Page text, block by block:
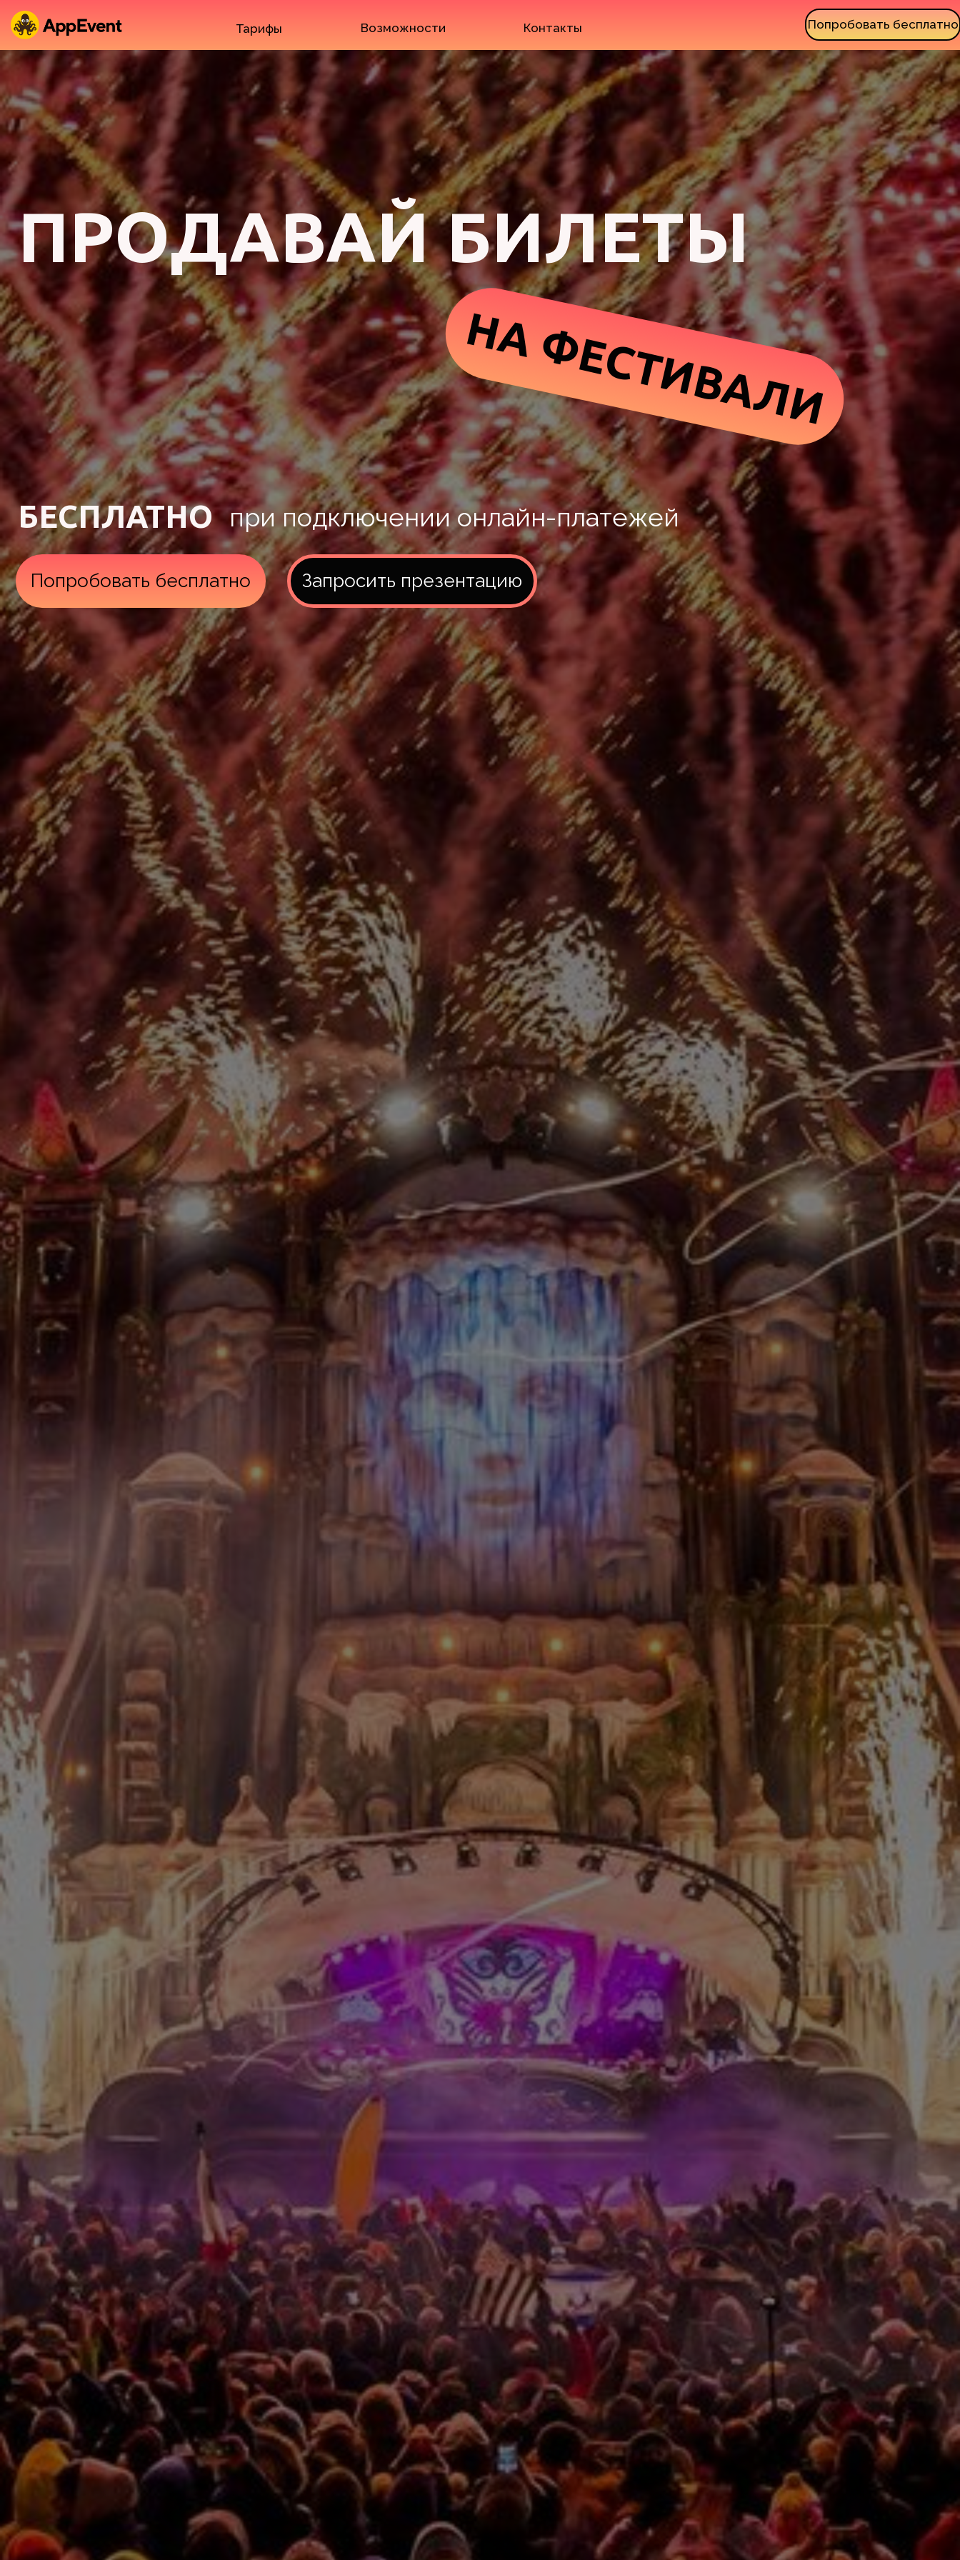
Тарифы Контакты
Возможности Попробовать бесплатно
ПРОДАВАЙ БИЛЕТЫ
при подключении онлайн-платежей
НА ФЕСТИВАЛИ
Запросить презентацию
Попробовать бесплатно
БЕСПЛАТНО